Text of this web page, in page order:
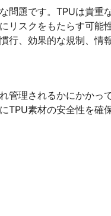
問題です。TPUは貴重
リスクをもたらす可能
行、効果的な規制、情
管理されるかにかかっ
TPU素材の安全性を確